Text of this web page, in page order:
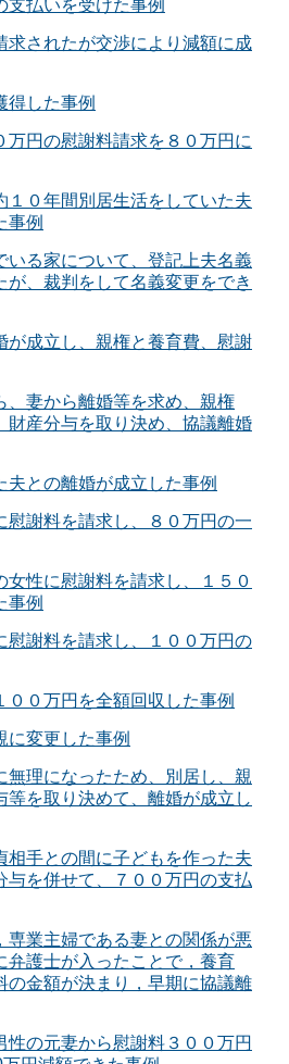
支払いを受けた事例
求されたが交渉により減額に成
得した事例
万円の慰謝料請求を８０万円に
１０年間別居生活をしていた夫
事例
いる家について、登記上夫名義
が、裁判をして名義変更をでき
が成立し、親権と養育費、慰謝
、妻から離婚等を求め、親権
財産分与を取り決め、協議離婚
夫との離婚が成立した事例
慰謝料を請求し、８０万円の一
女性に慰謝料を請求し、１５０
事例
慰謝料を請求し、１００万円の
００万円を全額回収した事例
に変更した事例
無理になったため、別居し、親
等を取り決めて、離婚が成立し
相手との間に子どもを作った夫
与を併せて、７００万円の支払
専業主婦である妻との関係が悪
弁護士が入ったことで，養育
の金額が決まり，早期に協議離
性の元妻から慰謝料３００万円